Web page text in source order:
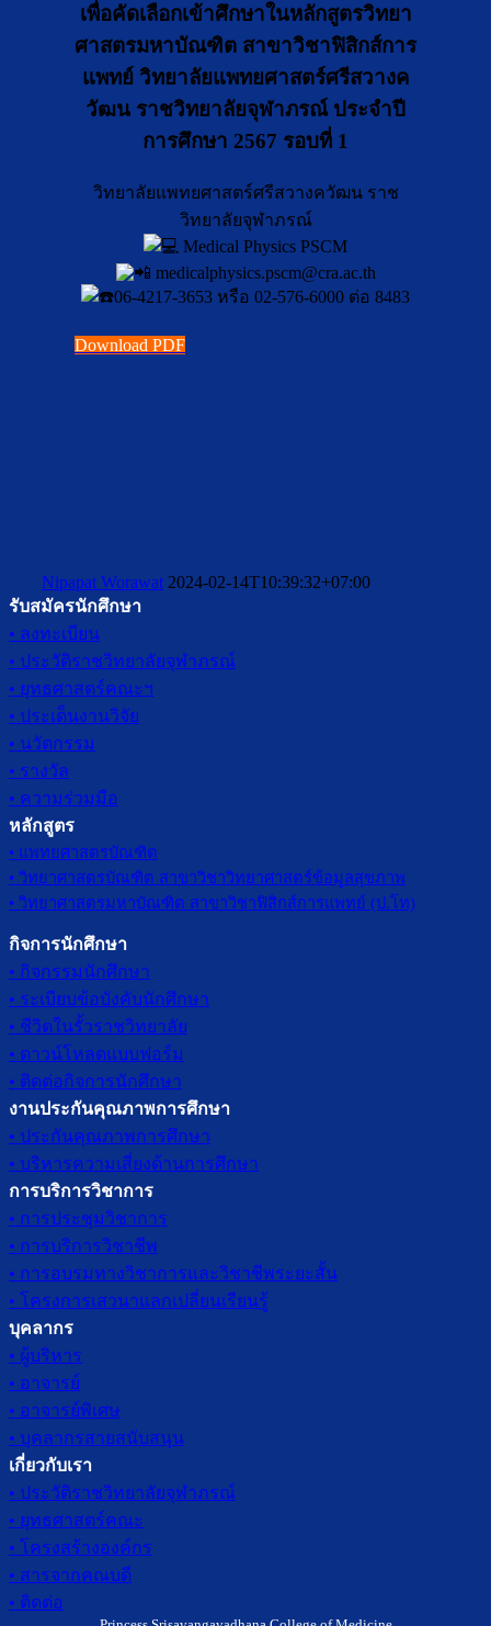
เพื่อคัดเลือกเข้าศึกษาในหลักสูตรวิทยา
ศาสตรมหาบัณฑิต สาขาวิชาฟิสิกส์การ
แพทย์ วิทยาลัยแพทยศาสตร์ศรีสวางค
วัฒน ราชวิทยาลัยจุฬาภรณ์ ประจำปี
การศึกษา 2567 รอบที่ 1
วิทยาลัยแพทยศาสตร์ศรีสวางควัฒน ราช
วิทยาลัยจุฬาภรณ์
Medical Physics PSCM
medicalphysics.pscm@cra.ac.th
06-4217-3653 หรือ 02-576-6000 ต่อ 8483
Download PDF
Nipapat Worawat 2024-02-14T10:39:32+07:00
รับสมัครนักศึกษา
• ลงทะเบียน
• ประวัติราชวิทยาลัยจุฬาภรณ์
• ยุทธศาสตร์คณะฯ
• ประเด็นงานวิจัย
• นวัตกรรม
• รางวัล
• ความร่วมมือ
หลักสูตร
• แพทยศาสตรบัณฑิต
• วิทยาศาสตรบัณฑิต สาขาวิชาวิทยาศาสตร์ข้อมูลสุขภาพ
• วิทยาศาสตรมหาบัณฑิต สาขาวิชาฟิสิกส์การแพทย์ (ป.โท)
กิจการนักศึกษา
• กิจกรรมนักศึกษา
• ระเบียบข้อบังคับนักศึกษา
• ชีวิตในรั้วราชวิทยาลัย
• ดาวน์โหลดแบบฟอร์ม
• ติดต่อกิจการนักศึกษา
งานประกันคุณภาพการศึกษา
• ประกันคุณภาพการศึกษา
• บริหารความเสี่ยงด้านการศึกษา
การบริการวิชาการ
• การประชุมวิชาการ
• การบริการวิชาชีพ
• การอบรมทางวิชาการและวิชาชีพระยะสั้น
• โครงการเสวนาแลกเปลี่ยนเรียนรู้
บุคลากร
• ผู้บริหาร
• อาจารย์
• อาจารย์พิเศษ
• บุคลากรสายสนับสนุน
เกี่ยวกับเรา
• ประวัติราชวิทยาลัยจุฬาภรณ์
• ยุทธศาสตร์คณะ
• โครงสร้างองค์กร
• สารจากคณบดี
• ติดต่อ